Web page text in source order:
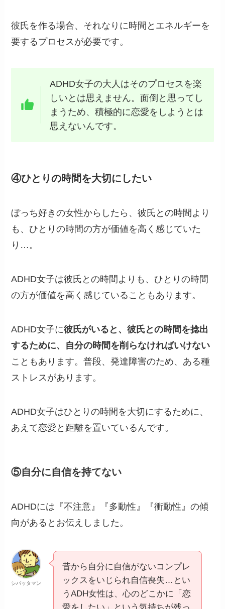
彼氏を作る場合、それなりに時間とエネルギーを
要するプロセスが必要です。
ADHD女子の大人はそのプロセスを楽
しいとは思えません。面倒と思ってし
まうため、積極的に恋愛をしようとは
思えないんです。
④ひとりの時間を大切にしたい
ぼっち好きの女性からしたら、彼氏との時間より
も、ひとりの時間の方が価値を高く感じていた
り…。
ADHD女子は彼氏との時間よりも、ひとりの時間
の方が価値を高く感じていることもあります。
ADHD女子に彼氏がいると、彼氏との時間を捻出
するために、自分の時間を削らなければいけない
こともあります。普段、発達障害のため、ある種
ストレスがあります。
ADHD女子はひとりの時間を大切にするために、
あえて恋愛と距離を置いているんです。
⑤自分に自信を持てない
ADHDには『不注意』『多動性』『衝動性』の傾
向があるとお伝えしました。
シバッタマン
昔から自分に自信がないコンプレ
ックスをいじられ自信喪失…とい
うADH女性は、心のどこかに「恋